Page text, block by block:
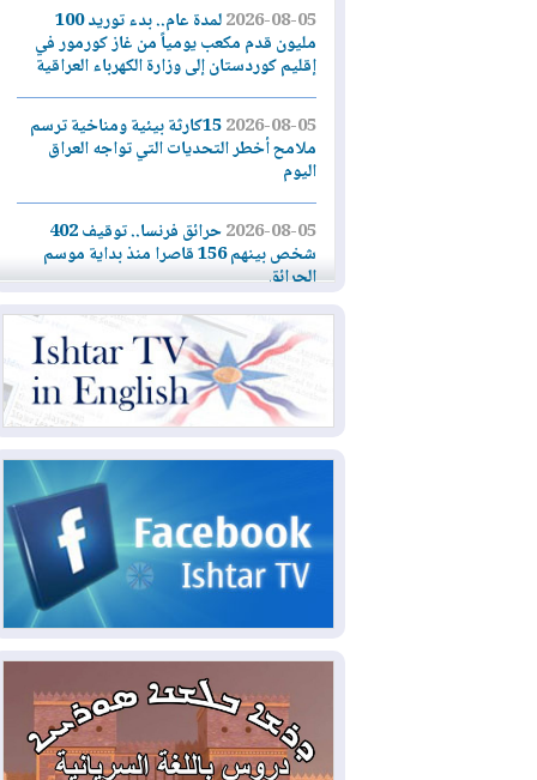
2026-08-05
لمدة عام.. بدء توريد 100
مليون قدم مكعب يومياً من غاز كورمور في
إقليم كوردستان إلى وزارة الكهرباء العراقية
2026-08-05
15كارثة بيئية ومناخية ترسم
ملامح أخطر التحديات التي تواجه العراق
اليوم
2026-08-05
حرائق فرنسا.. توقيف 402
شخص بينهم 156 قاصرا منذ بداية موسم
الحرائق
2026-08-04 سومو: إنتاج النفط في إقليم
كوردستان انخفض إلى أقل من 10%
2026-08-04ملفات حقبة الكاظمي تعود إلى
وتحقيقات أوسع في قضايا فساد
2026-08-04بيترو يشكو تزوير الانتخابات
الرئاسية ويحذر من "حرب أهلية" في
كولومبيا
2026-08-03رئيس إقليم كوردستان في
دمشق في زيارة رسمية
2026-08-03العراق يؤكد مجدداً التزامه
بمنع الهجمات على الدول المجاورة